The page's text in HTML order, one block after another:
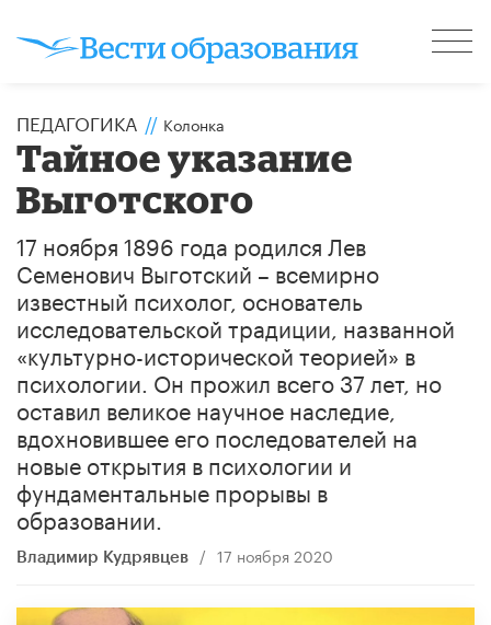
ПЕДАГОГИКА // Колонка
Тайное указание
Выготского
17 ноября 1896 года родился Лев
Семенович Выготский – всемирно
известный психолог, основатель
исследовательской традиции, названной
«культурно-исторической теорией» в
психологии. Он прожил всего 37 лет, но
оставил великое научное наследие,
вдохновившее его последователей на
новые открытия в психологии и
фундаментальные прорывы в
образовании.
Владимир Кудрявцев / 17 ноября 2020